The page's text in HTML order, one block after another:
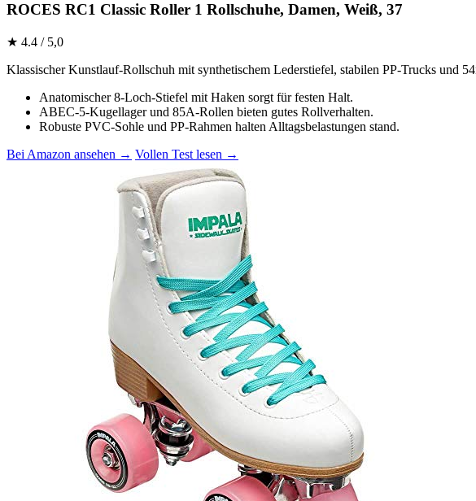
ROCES RC1 Classic Roller 1 Rollschuhe, Damen, Weiß, 37
★ 4.4 / 5,0
Klassischer Kunstlauf-Rollschuh mit synthetischem Lederstiefel, stabilen PP-Trucks und
Anatomischer 8-Loch-Stiefel mit Haken sorgt für festen Halt.
ABEC-5-Kugellager und 85A-Rollen bieten gutes Rollverhalten.
Robuste PVC-Sohle und PP-Rahmen halten Alltagsbelastungen stand.
Bei Amazon ansehen → Vollen Test lesen →